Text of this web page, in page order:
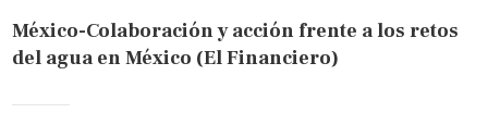
México-Colaboración y acción frente a los retos
del agua en México (El Financiero)